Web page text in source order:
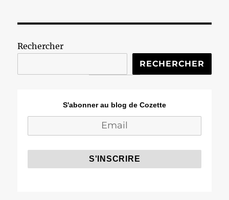
Rechercher
RECHERCHER
S'abonner au blog de Cozette